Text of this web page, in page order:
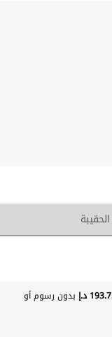
د.إ بدون رسوم أو